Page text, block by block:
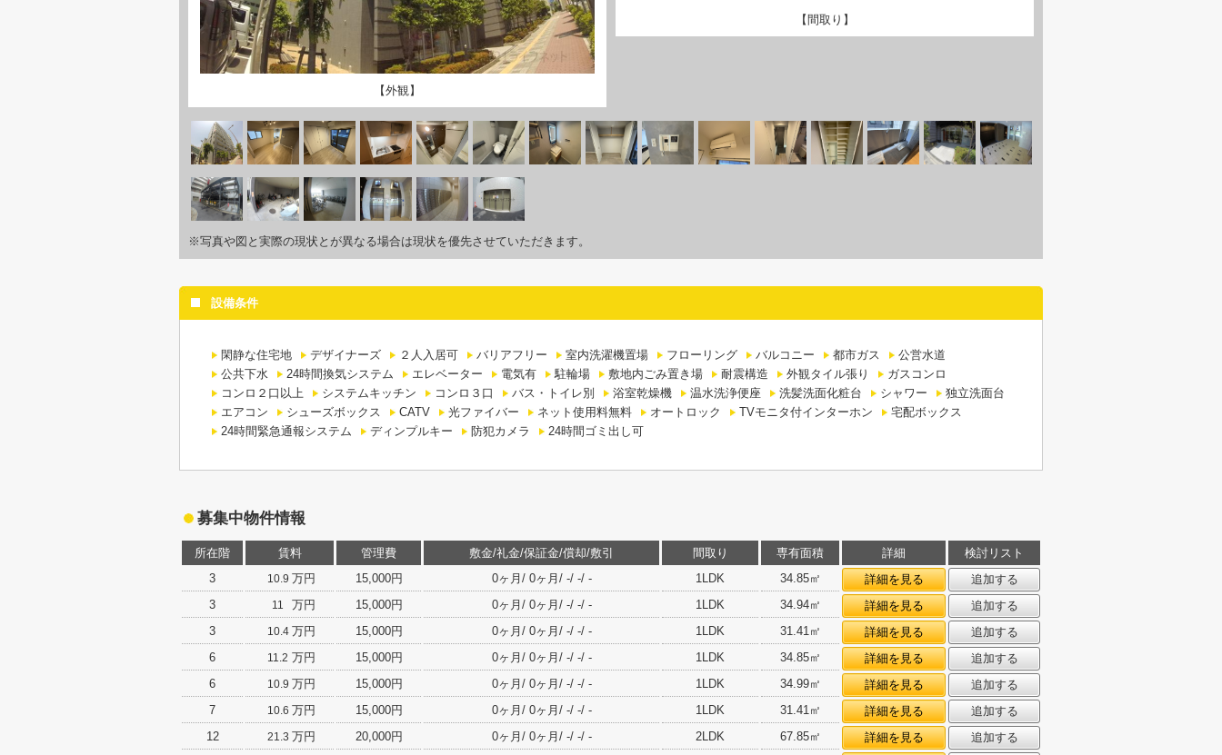
【外観】
【間取り】
※写真や図と実際の現状とが異なる場合は現状を優先させていただきます。
設備条件
閑静な住宅地 デザイナーズ ２人入居可 バリアフリー 室内洗濯機置場 フローリング バルコニー 都市ガス
公営水道
公共下水
24時間換気システム エレベーター 電気有 駐輪場 敷地内ごみ置き場 耐震構造 外観タイル張り
ガスコンロ
コンロ２口以上
システムキッチン コンロ３口 バス・トイレ別 浴室乾燥機 温水洗浄便座 洗髪洗面化粧台 シャワー
独立洗面台
エアコン
シューズボックス CATV 光ファイバー ネット使用料無料 オートロック TVモニタ付インターホン
宅配ボックス
24時間緊急通報システム
ディンプルキー 防犯カメラ 24時間ゴミ出し可
募集中物件情報
所在階 賃料 管理費 敷金/礼金/保証金/償却/敷引 間取り 専有面積 詳細
検討リスト
3
10.9 万円 15,000円 0ヶ月/ 0ヶ月/ -/ -/ - 1LDK 34.85㎡ 詳細を見る
追加する
3
11 万円 15,000円 0ヶ月/ 0ヶ月/ -/ -/ - 1LDK 34.94㎡ 詳細を見る
追加する
3
10.4 万円 15,000円 0ヶ月/ 0ヶ月/ -/ -/ - 1LDK 31.41㎡ 詳細を見る
追加する
6
11.2 万円 15,000円 0ヶ月/ 0ヶ月/ -/ -/ - 1LDK 34.85㎡ 詳細を見る
追加する
6
10.9 万円 15,000円 0ヶ月/ 0ヶ月/ -/ -/ - 1LDK 34.99㎡ 詳細を見る
追加する
7
10.6 万円 15,000円 0ヶ月/ 0ヶ月/ -/ -/ - 1LDK 31.41㎡ 詳細を見る
追加する
12
21.3 万円 20,000円 0ヶ月/ 0ヶ月/ -/ -/ - 2LDK 67.85㎡ 詳細を見る
追加する